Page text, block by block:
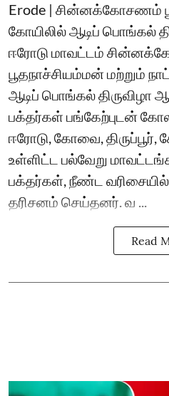
Erode | சின்னக்கோசணம்
கோயிலில் ஆடிப் பொங்கல்
ஈரோடு மாவட்டம்
பூதநாச்சியம்மன் மற்றும்
ஆடிப் பொங்கல்
பக்தர்கள் பங்கேற்புடன்
ஈரோடு, கோவை, திருப்பூர்,
உள்ளிட்ட பல்வேறு
பக்தர்கள், நீண்ட
தரிசனம் செய்தனர். வ ...
Read